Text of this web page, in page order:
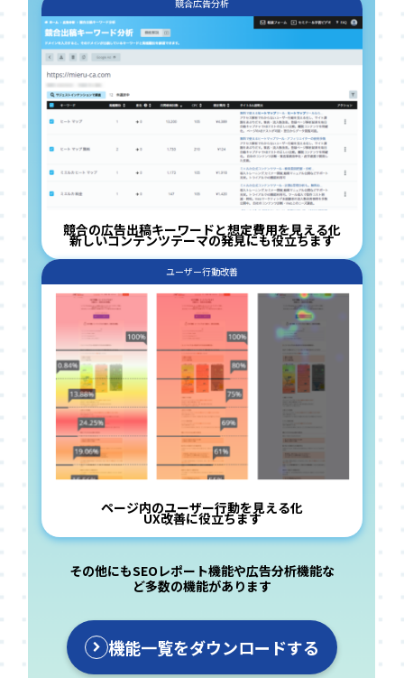
競合広告分析
競合の広告出稿キーワードと想定費用を見える化
新しいコンテンツテーマの発見にも役立ちます
ユーザー行動改善
ページ内のユーザー行動を見える化
UX改善に役立ちます
その他にもSEOレポート機能や広告分析機能な
ど多数の機能があります
機能一覧をダウンロードする